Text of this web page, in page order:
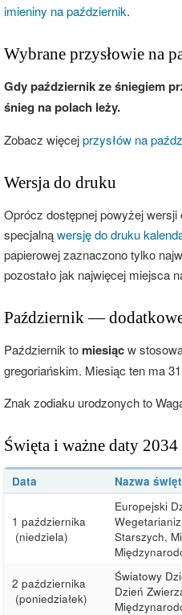
imieniny na październik.
Wybrane przysłowie na
Gdy październik ze śniegiem
śnieg na polach leży.
Zobacz więcejprzysłów na
Wersja do druku
Oprócz dostępnej powyżej
specjalnąwersję do druku
papierowej zaznaczono tylko
pozostało jak najwięcej miejsca
Październik —
Październik to miesiącw
gregoriańskim. Miesiąc ten ma
Znak zodiaku urodzonych to
Święta i ważne daty
Data Nazwa
1 października
(niedziela)
Europejski
Starszych,
2 października
(poniedziałek)
Światowy
Dzień